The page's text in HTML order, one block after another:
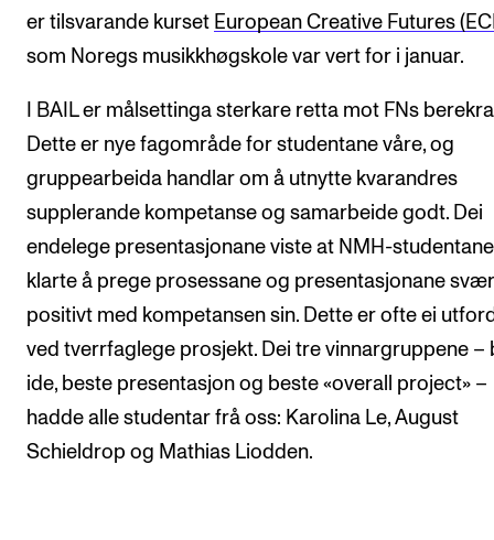
er tilsvarande kurset European Creative Futures
som Noregs musikkhøgskole var vert for i januar.
I BAIL er målsettinga sterkare retta mot FNs
Dette er nye fagområde for studentane våre, og
gruppearbeida handlar om å utnytte kvarandres
supplerande kompetanse og samarbeide godt. Dei
endelege presentasjonane viste at NMH-studentane
klarte å prege prosessane og presentasjonane
positivt med kompetansen sin. Dette er ofte ei
ved tverrfaglege prosjekt. Dei tre vinnargruppene –
ide, beste presentasjon og beste «overall project» –
hadde alle studentar frå oss: Karolina Le, August
Schieldrop og Mathias Liodden.